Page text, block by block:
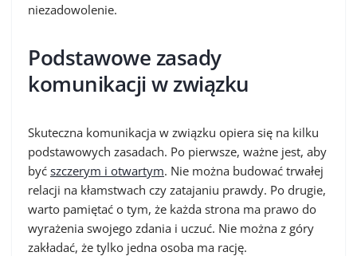
niezadowolenie.
Podstawowe zasady
komunikacji w związku
Skuteczna komunikacja w związku opiera się na kilku
podstawowych zasadach. Po pierwsze, ważne jest, aby
być szczerym i otwartym. Nie można budować trwałej
relacji na kłamstwach czy zatajaniu prawdy. Po drugie,
warto pamiętać o tym, że każda strona ma prawo do
wyrażenia swojego zdania i uczuć. Nie można z góry
zakładać, że tylko jedna osoba ma rację.